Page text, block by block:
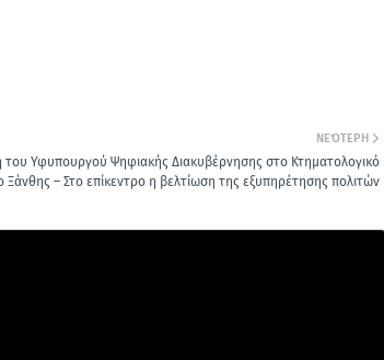
ΝΕΌΤΕΡΗ
του Υφυπουργού Ψηφιακής Διακυβέρνησης στο Κτηματολογικό
Ξάνθης – Στο επίκεντρο η βελτίωση της εξυπηρέτησης πολιτών